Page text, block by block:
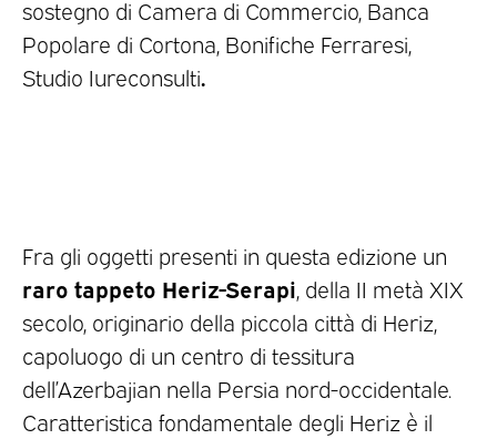
sostegno di Camera di Commercio, Banca
Popolare di Cortona, Bonifiche Ferraresi,
Studio Iureconsulti.
Fra gli oggetti presenti in questa edizione un
raro tappeto Heriz-Serapi , della II metà XIX
secolo, originario della piccola città di Heriz,
capoluogo di un centro di tessitura
dell’Azerbajian nella Persia nord-occidentale.
Caratteristica fondamentale degli Heriz è il